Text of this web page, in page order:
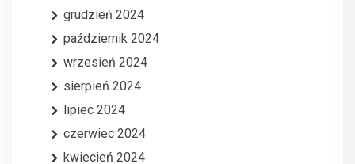
grudzień 2024
październik 2024
wrzesień 2024
sierpień 2024
lipiec 2024
czerwiec 2024
kwiecień 2024